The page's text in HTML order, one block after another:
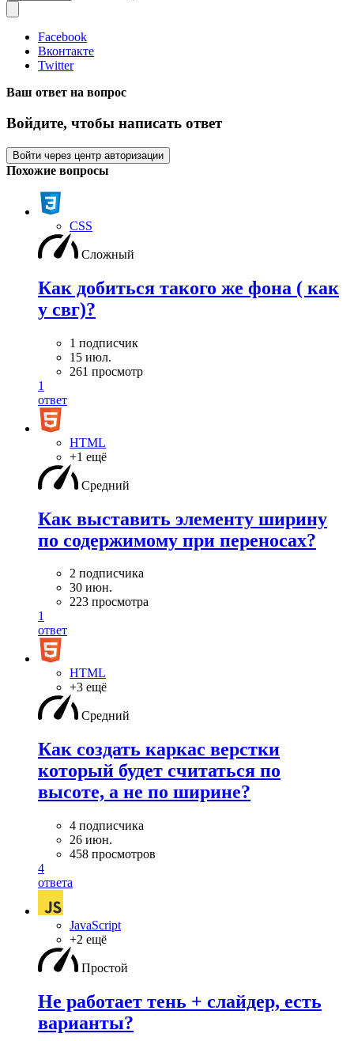
Facebook
Вконтакте
Twitter
Ваш ответ на вопрос
Войдите, чтобы написать ответ
Войти через центр авторизации
Похожие вопросы
CSS
Сложный
Как добиться такого же фона ( как
у свг)?
1 подписчик
15 июл.
261 просмотр
1
ответ
HTML
+1 ещё
Средний
Как выставить элементу ширину
по содержимому при переносах?
2 подписчика
30 июн.
223 просмотра
1
ответ
HTML
+3 ещё
Средний
Как создать каркас верстки
который будет считаться по
высоте, а не по ширине?
4 подписчика
26 июн.
458 просмотров
4
ответа
JavaScript
+2 ещё
Простой
Не работает тень + слайдер, есть
варианты?